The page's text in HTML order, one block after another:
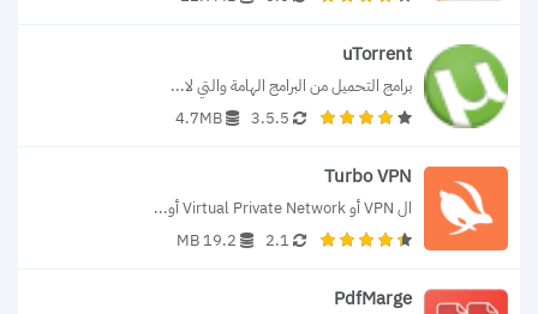
uTorrent
برامج التحميل من البرامج الهامة والتي لا...
3.5.5
4.7MB
Turbo VPN
ال VPN أو Virtual Private Network أو...
2.1
19.2 MB
PdfMarge